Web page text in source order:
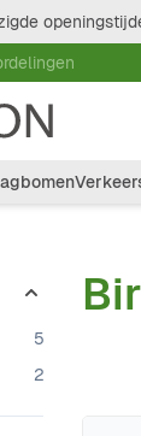
5products
2products